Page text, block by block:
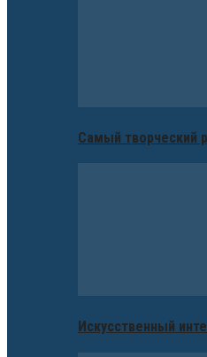
Самый творческий
Искусственный